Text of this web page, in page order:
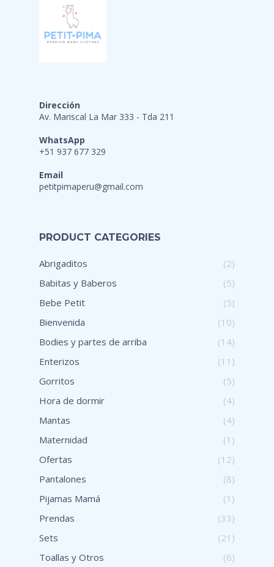
Dirección
Av. Mariscal La Mar 333 - Tda 211
WhatsApp
+51 937 677 329
Email
petitpimaperu@gmail.com
PRODUCT CATEGORIES
Abrigaditos
(2)
Babitas y Baberos
(5)
Bebe Petit
(5)
Bienvenida
(10)
Bodies y partes de arriba
(14)
Enterizos
(11)
Gorritos
(5)
Hora de dormir
(4)
Mantas
(4)
Maternidad
(1)
Ofertas
(12)
Pantalones
(8)
Pijamas Mamá
(1)
Prendas
(33)
Sets
(21)
Toallas y Otros
(6)